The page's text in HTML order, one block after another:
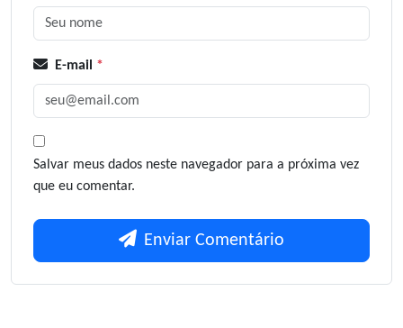
E-mail *
Salvar meus dados neste navegador para a próxima vez
que eu comentar.
Enviar Comentário